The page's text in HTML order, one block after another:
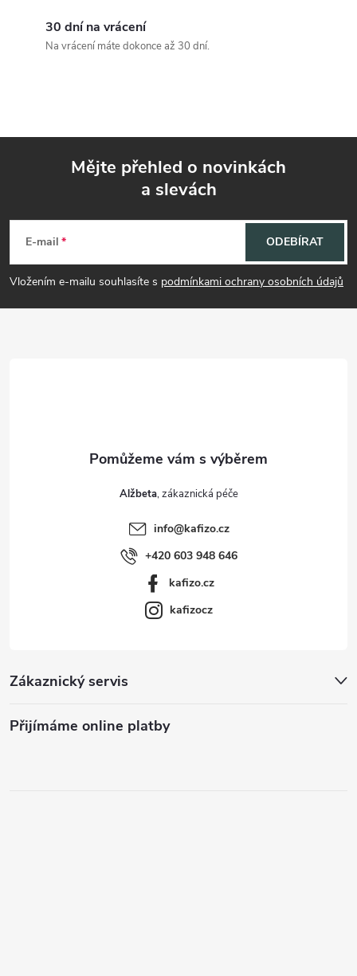
ý
u
30 dní na vrácení
Na vrácení máte dokonce až 30 dní.
p
a
Mějte přehled o novinkách
a slevách
E-mail
Vložením e-mailu souhlasíte s podmínkami ochrany osobních údajů
ODEBÍRAT
Zákaznický servis
Přijímáme online platby
Alžbeta
info@kafizo.cz
+420 603 948 646
kafizo.cz
kafizocz